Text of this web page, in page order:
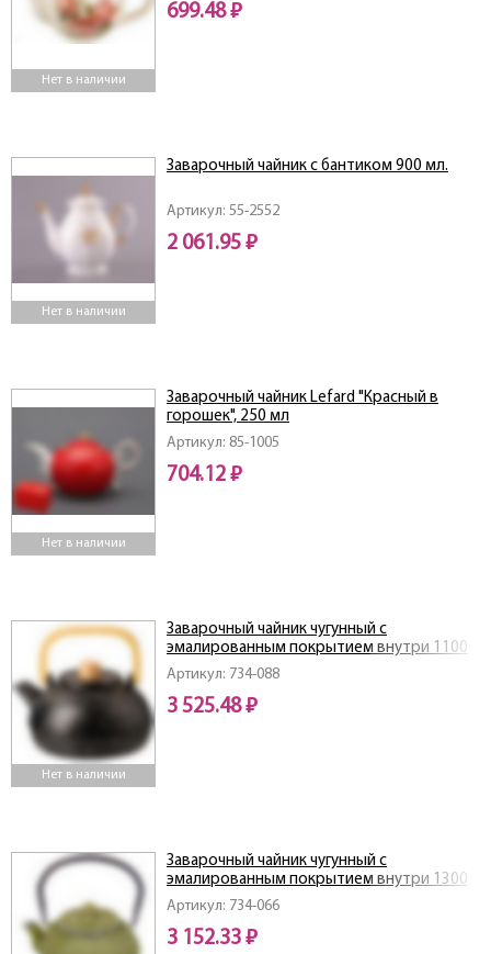
Нет в наличии
699.48 ₽
Нет в наличии
Артикул: 55-2552
Заварочный чайник с бантиком 900 мл.
2 061.95 ₽
Нет в наличии
Артикул: 85-1005
Заварочный чайник Lefard "Красный в
горошек", 250 мл
704.12 ₽
Нет в наличии
Артикул: 734-088
Заварочный чайник чугунный с
эмалированным покрытием внутри 1100
мл
3 525.48 ₽
Артикул: 734-066
Заварочный чайник чугунный с
эмалированным покрытием внутри 1300
мл
3 152.33 ₽